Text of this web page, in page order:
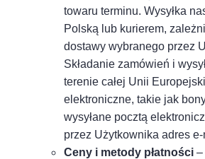
towaru terminu. Wysyłka
Polską lub kurierem,
dostawy wybranego przez
Składanie zamówień i
terenie całej Unii
elektroniczne, takie jak
wysyłane pocztą
przez Użytkownika adres e-
Ceny i metody płatności –